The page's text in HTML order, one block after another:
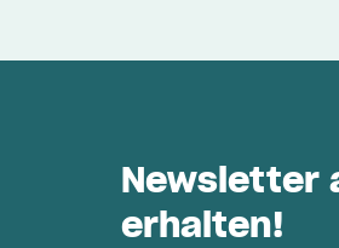
Newsletter
erhalten!